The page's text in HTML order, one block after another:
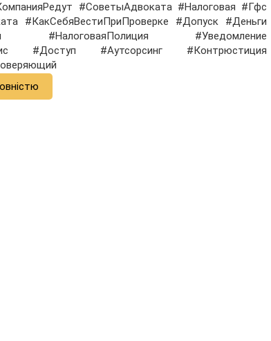
#СоветыАдвоката #Налоговая #Гфс
#КакСебяВестиПриПроверке #Допуск #Деньги
#НалоговаяПолиция #Уведомление
#Доступ #Аутсорсинг #Контрюстиция